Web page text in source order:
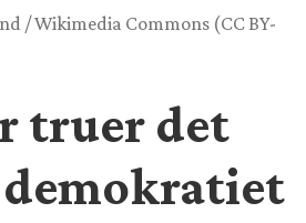
/ Wikimedia Commons (CC BY-
truer det